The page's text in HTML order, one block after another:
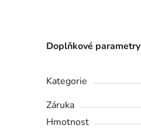
Doplňkové parametry
Kategorie
Záruka
Hmotnost